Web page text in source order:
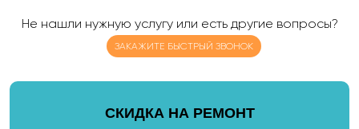
Не нашли нужную услугу или есть другие вопросы?
ЗАКАЖИТЕ БЫСТРЫЙ ЗВОНОК
CКИДКА НА РЕМОНТ